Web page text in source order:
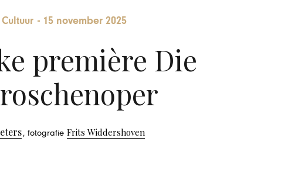
- 15 november 2025
première Die
, fotografieFrits Widdershoven